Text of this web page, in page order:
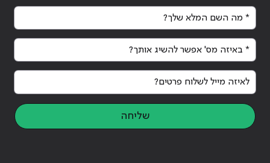
* מה השם המלא שלך?
* באיזה מס' אפשר להשיג אותך?
לאיזה מייל לשלוח פרטים?
שליחה